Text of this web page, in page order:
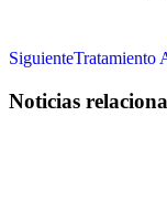
SiguientePublicación
Tratamiento
Noticias